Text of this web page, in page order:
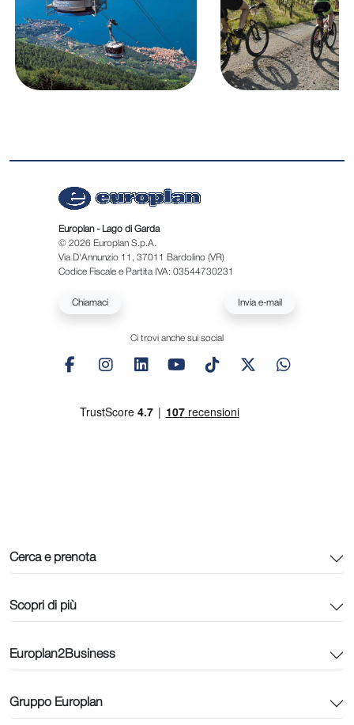
Cerca e prenota
Scopri di più
Europlan2Business
Gruppo Europlan
Europlan - Lago di Garda
© 2026 Europlan S.p.A.
Via D'Annunzio 11, 37011 Bardolino (VR)
Codice Fiscale e Partita IVA: 03544730231
Chiamaci Invia e-mail
Ci trovi anche sui social